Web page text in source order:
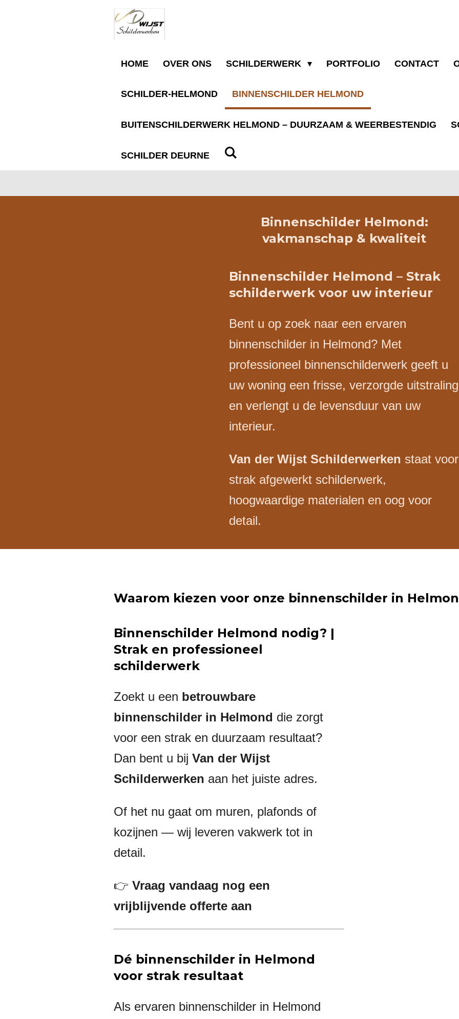
HOME OVER ONS SCHILDERWERK PORTFOLIO CONTACT
SCHILDER-HELMOND BINNENSCHILDER HELMOND
BUITENSCHILDERWERK HELMOND – DUURZAAM & WEERBESTENDIG
SCHILDER DEURNE
Binnenschilder Helmond:
vakmanschap & kwaliteit
Binnenschilder Helmond – Strak
schilderwerk voor uw interieur
Bent u op zoek naar een ervaren
binnenschilder in Helmond? Met
professioneel binnenschilderwerk geeft u
uw woning een frisse, verzorgde uitstraling
en verlengt u de levensduur van uw
interieur.
Van der Wijst Schilderwerken staat voor
strak afgewerkt schilderwerk,
hoogwaardige materialen en oog voor
detail.
Waarom kiezen voor onze binnenschilder in
Binnenschilder Helmond nodig? |
Strak en professioneel
schilderwerk
Zoekt u een betrouwbare
binnenschilder in Helmond die zorgt
voor een strak en duurzaam resultaat?
Dan bent u bij Van der Wijst
Schilderwerken aan het juiste adres.
Of het nu gaat om muren, plafonds of
kozijnen — wij leveren vakwerk tot in
detail.
👉 Vraag vandaag nog een
vrijblijvende offerte aan
Dé binnenschilder in Helmond
voor strak resultaat
Als ervaren binnenschilder in Helmond